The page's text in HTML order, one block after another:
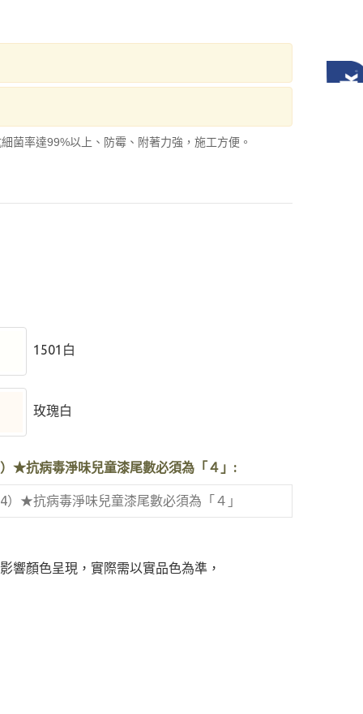
菌率達99%以上、防霉、附著力強，施工方便。
1501白
玫瑰白
★抗病毒淨味兒童漆尾數必須為「４」:
響顏色呈現，實際需以實品色為準，